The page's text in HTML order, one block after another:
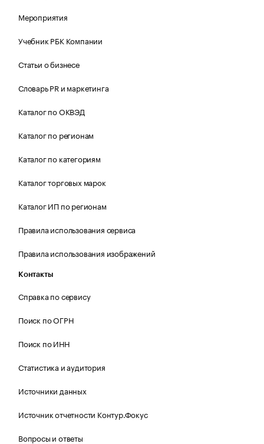
Мероприятия
Учебник РБК Компании
Статьи о бизнесе
Словарь PR и маркетинга
Каталог по ОКВЭД
Каталог по регионам
Каталог по категориям
Каталог торговых марок
Каталог ИП по регионам
Правила использования сервиса
Правила использования изображений
Контакты
Справка по сервису
Поиск по ОГРН
Поиск по ИНН
Статистика и аудитория
Источники данных
Источник отчетности Контур.Фокус
Вопросы и ответы